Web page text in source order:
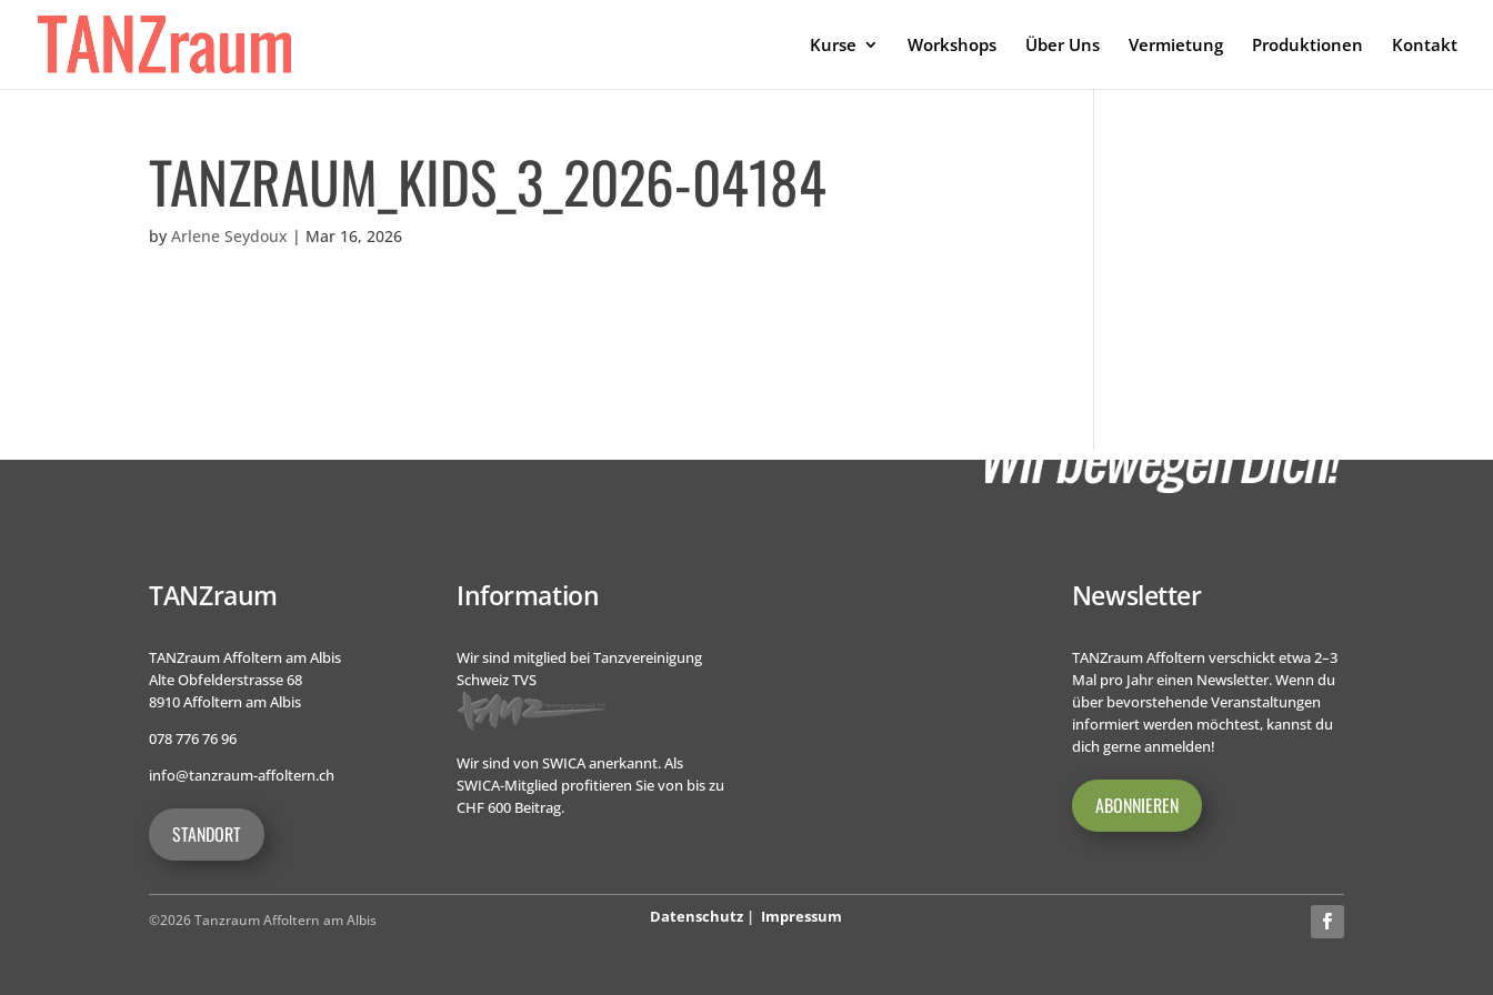
Kurse Workshops Über Uns Vermietung Produktionen Kontakt
TANZRAUM_KIDS_3_2026-04184
byArlene Seydoux | Mar 16, 2026
TANZraum
TANZraum Affoltern am Albis
Alte Obfelderstrasse 68
8910 Affoltern am Albis
078 776 76 96
info@tanzraum-affoltern.ch
STANDORT
Information
Wir sind mitglied bei Tanzvereinigung
Schweiz TVS
Wir sind von SWICA anerkannt.Als
SWICA-Mitglied profitieren Sie von bis zu
CHF 600 Beitrag.
Newsletter
TANZraum Affoltern verschickt etwa 2–3
Mal pro Jahr einen Newsletter. Wenn du
über bevorstehende Veranstaltungen
informiert werden möchtest, kannst du
dich gerne anmelden!
ABONNIEREN
©2026 Tanzraum Affoltern am Albis Datenschutz | Impressum